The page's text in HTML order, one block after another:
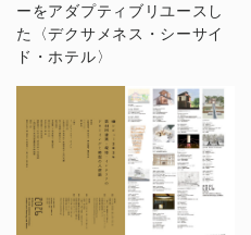
ーをアダプティブリユースし
た〈デクサメネス・シーサイ
ド・ホテル〉